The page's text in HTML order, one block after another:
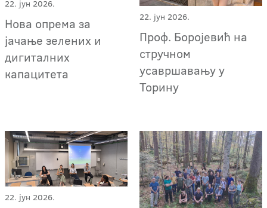
22. јун 2026.
Нова опрема за
јачање зелених и
дигиталних
капацитета
22. јун 2026.
Проф. Боројевић на
стручном
усавршавању у
Торину
22. јун 2026.